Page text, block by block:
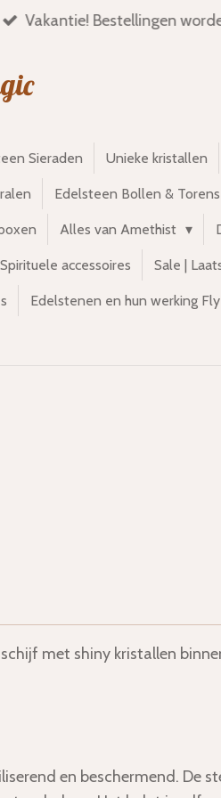
Vakantie! Bestellingen
Sieraden Unieke kristallen
Edelsteen Bollen & Torens
Alles van Amethist
accessoires Sale |
Edelstenen en hun werking
met shiny kristallen
en beschermend. De